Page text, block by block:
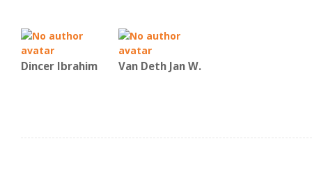
Dincer Ibrahim Van Deth Jan W.